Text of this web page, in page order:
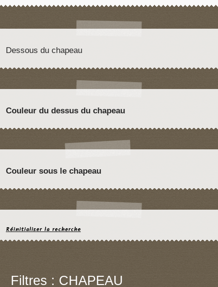
Dessous du chapeau
Couleur du dessus du chapeau
Couleur sous le chapeau
Réinitialiser la recherche
Filtres : CHAPEAU